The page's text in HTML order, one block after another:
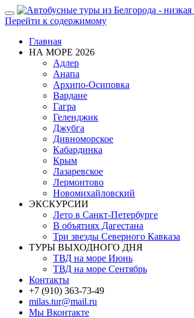
Показать/
Скрыть
Перейти к содержимому
Главная
НА МОРЕ 2026
Адлер
Анапа
Архипо-Осиповка
Вардане
Гагра
Геленджик
Джубга
Дивноморское
Кабардинка
Крым
Лазаревское
Лермонтово
Новомихайловский
ЭКСКУРСИИ
Лето в Санкт-Петербурге
В объятиях Дагестана
Три звезды Северного Кавказа
ТУРЫ ВЫХОДНОГО ДНЯ
ТВД на море Июнь
ТВД на море Сентябрь
Контакты
+7 (910) 363-73-49
milas.tur@mail.ru
Мы Вконтакте